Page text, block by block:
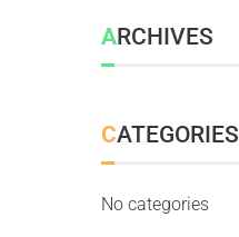
ARCHIVES
CATEGORIES
No categories